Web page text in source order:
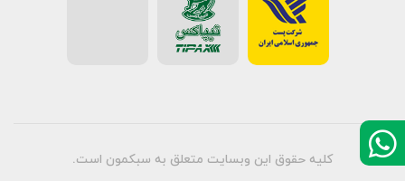
کلیه حقوق این وبسایت متعلق به سبکمون است.